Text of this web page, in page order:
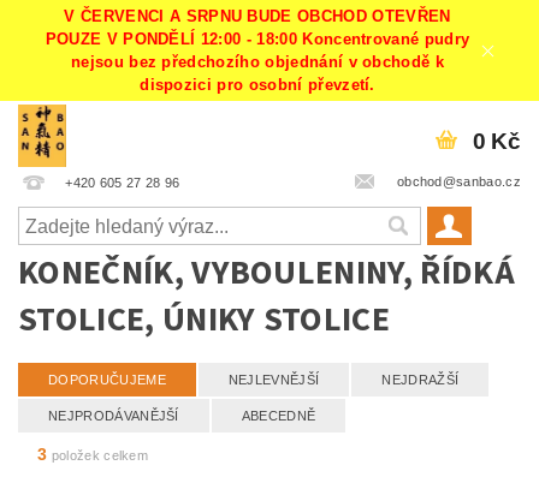
V ČERVENCI A SRPNU BUDE OBCHOD OTEVŘEN
POUZE V PONDĚLÍ 12:00 - 18:00 Koncentrované pudry
nejsou bez předchozího objednání v obchodě k
dispozici pro osobní převzetí.
+420 605 27 28 96 obchod@sanbao.cz
0 Kč
KONEČNÍK, VYBOULENINY, ŘÍDKÁ
STOLICE, ÚNIKY STOLICE
DOPORUČUJEME NEJLEVNĚJŠÍ NEJDRAŽŠÍ
NEJPRODÁVANĚJŠÍ ABECEDNĚ
3 položek celkem